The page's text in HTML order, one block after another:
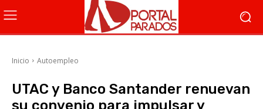
Inicio Autoempleo
UTAC y Banco Santander renuevan
su convenio para impulsar y